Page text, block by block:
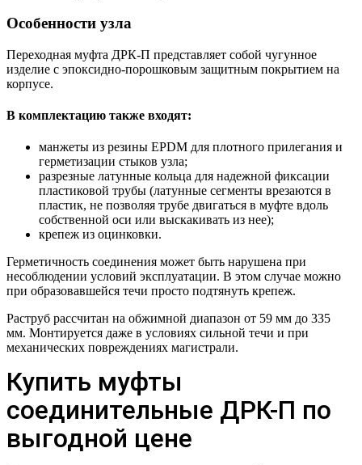
Особенности узла
Переходная муфта ДРК-П представляет собой чугунное
изделие с эпоксидно-порошковым защитным покрытием на
корпусе.
В комплектацию также входят:
манжеты из резины EPDM для плотного прилегания и
герметизации стыков узла;
разрезные латунные кольца для надежной фиксации
пластиковой трубы (латунные сегменты врезаются в
пластик, не позволяя трубе двигаться в муфте вдоль
собственной оси или выскакивать из нее);
крепеж из оцинковки.
Герметичность соединения может быть нарушена при
несоблюдении условий эксплуатации. В этом случае можно
при образовавшейся течи просто подтянуть крепеж.
Раструб рассчитан на обжимной диапазон от 59 мм до 335
мм. Монтируется даже в условиях сильной течи и при
механических повреждениях магистрали.
Купить муфты
соединительные ДРК-П по
выгодной цене